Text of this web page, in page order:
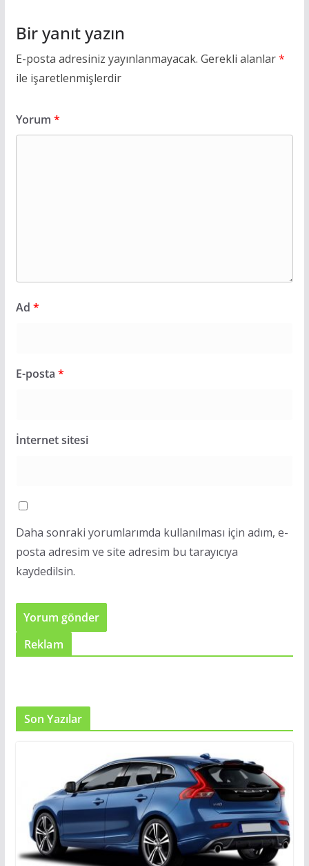
Bir yanıt yazın
E-posta adresiniz yayınlanmayacak. Gerekli alanlar*
ile işaretlenmişlerdir
Yorum *
Ad *
E-posta *
İnternet sitesi
Daha sonraki yorumlarımda kullanılması için adım, e-
posta adresim ve site adresim bu tarayıcıya
kaydedilsin.
Reklam
Son Yazılar